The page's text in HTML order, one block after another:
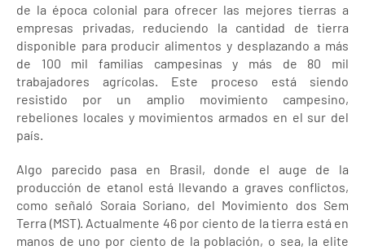
de la época colonial para ofrecer las mejores tierras a
empresas privadas, reduciendo la cantidad de tierra
disponible para producir alimentos y desplazando a más
de 100 mil familias campesinas y más de 80 mil
trabajadores agrícolas. Este proceso está siendo
resistido por un amplio movimiento campesino,
rebeliones locales y movimientos armados en el sur del
país.
Algo parecido pasa en Brasil, donde el auge de la
producción de etanol está llevando a graves conflictos,
como señaló Soraia Soriano, del Movimiento dos Sem
Terra (MST). Actualmente 46 por ciento de la tierra está en
manos de uno por ciento de la población, o sea, la elite